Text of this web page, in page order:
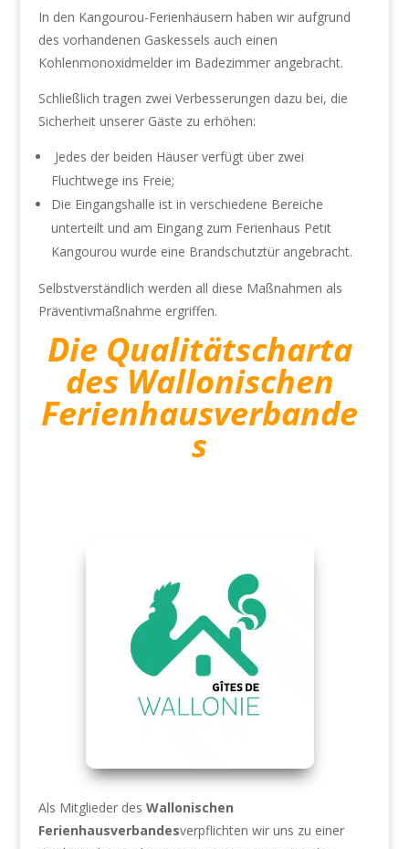
In den Kangourou-Ferienhäusern haben wir aufgrund
des vorhandenen Gaskessels auch einen
Kohlenmonoxidmelder im Badezimmer angebracht.
Schließlich tragen zwei Verbesserungen dazu bei, die
Sicherheit unserer Gäste zu erhöhen:
Jedes der beiden Häuser verfügt über zwei
Fluchtwege ins Freie;
Die Eingangshalle ist in verschiedene Bereiche
unterteilt und am Eingang zum Ferienhaus Petit
Kangourou wurde eine Brandschutztür angebracht.
Selbstverständlich werden all diese Maßnahmen als
Präventivmaßnahme ergriffen.
Die Qualitätscharta
des Wallonischen
Ferienhausverbande
s
Als Mitglieder desWallonischen
Ferienhausverbandesverpflichten wir uns zu einer